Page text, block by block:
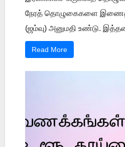
நேரத் தொழுகைகளை
(ஜம்வு) அனுமதி உண்டு.
Read More